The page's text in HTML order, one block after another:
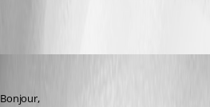
Bonjour,